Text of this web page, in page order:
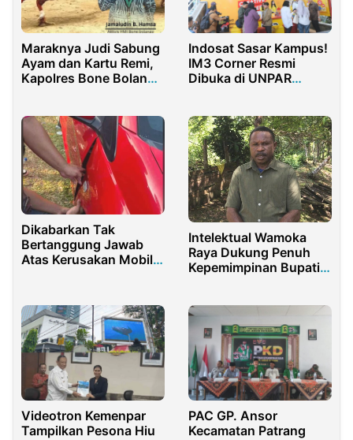
Maraknya Judi Sabung
Ayam dan Kartu Remi,
Kapolres Bone Bolango
Utama
Indosat Sasar Kampus!
IM3 Corner Resmi
Dibuka di UNPAR
Dikabarkan Tak
Bertanggung Jawab
Atas Kerusakan Mobil
Jaga Ucap
Intelektual Wamoka
Raya Dukung Penuh
Kepemimpinan Bupati
Krenak-Yohan Bodori
Videotron Kemenpar
Tampilkan Pesona Hiu
PAC GP. Ansor
Kecamatan Patrang